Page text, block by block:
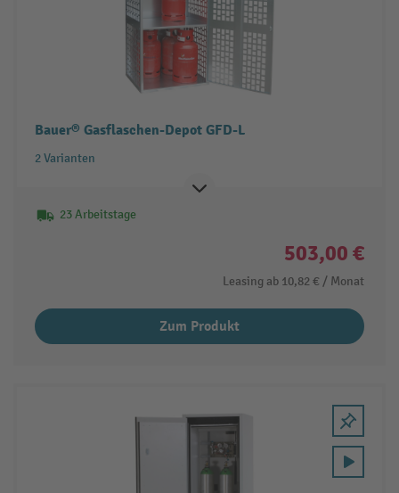
Bauer® Gasflaschen-Depot GFD-L
2 Varianten
23 Arbeitstage
503,00 €
Leasing ab 10,82 € / Monat
Zum Produkt